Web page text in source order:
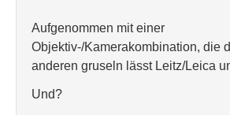
Aufgenommen mit einer
Objektiv-/Kamerakombination, die
anderen gruseln lässt Leitz/Leica
Und?